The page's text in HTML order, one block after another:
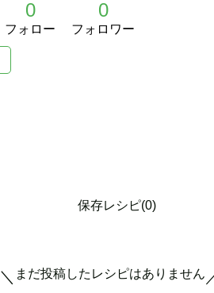
0
フォロー
0
フォロワー
保存レシピ(0)
＼ まだ投稿したレシピはありません